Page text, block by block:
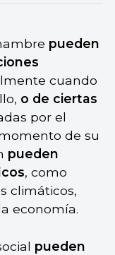
pueden
cuando
o de ciertas
por el
de su
pueden
, como
climáticos,
economía.
pueden